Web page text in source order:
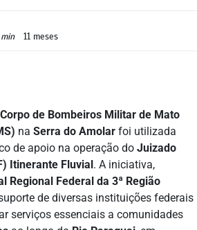
11 meses
de Bombeiros Militar de Mato
na Serra do Amolarfoi utilizada
de apoio na operação do Juizado
Itinerante Fluvial . A iniciativa,
Regional Federal da 3ª Região
de diversas instituições federais
serviços essenciais a comunidades